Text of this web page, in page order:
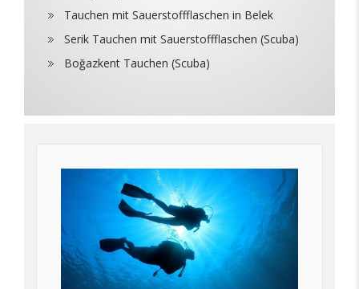
Tauchen mit Sauerstoffflaschen in Belek
Serik Tauchen mit Sauerstoffflaschen (Scuba)
Boğazkent Tauchen (Scuba)